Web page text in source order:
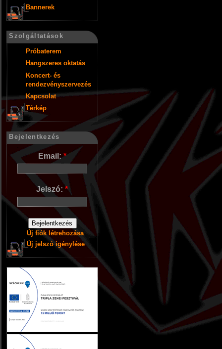
Bannerek
Szolgáltatások
Próbaterem
Hangszeres oktatás
Koncert- és
rendezvényszervezés
Kapcsolat
Térkép
Bejelentkezés
Email:*
Jelszó:*
Új fiók létrehozása
Új jelszó igénylése